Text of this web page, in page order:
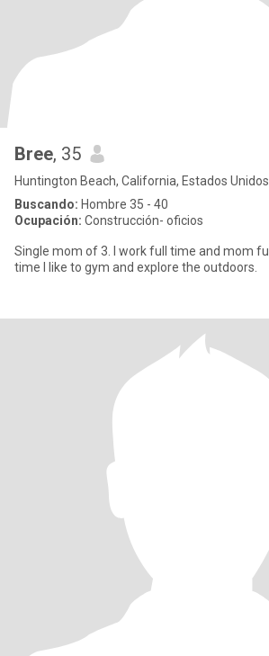
Bree, 35
Huntington Beach, California, Estados Unidos
Buscando: Hombre 35 - 40
Ocupación: Construcción- oficios
Single mom of 3. I work full time and mom full time. On my free
time I like to gym and explore the outdoors.